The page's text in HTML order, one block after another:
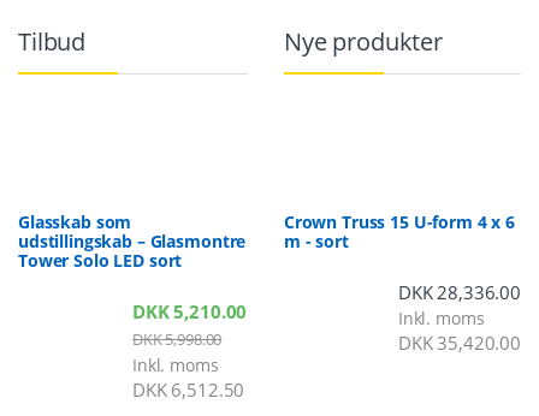
Tilbud
Glasskab som
udstillingskab – Glasmontre
Tower Solo LED sort
DKK5,210.00
DKK5,998.00
Inkl. moms
DKK6,512.50
Nye produkter
Crown Truss 15 U-form 4 x 6
m - sort
DKK28,336.00
Inkl. moms
DKK35,420.00